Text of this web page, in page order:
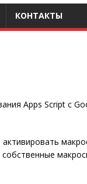
КОНТАКТЫ
Apps Script с